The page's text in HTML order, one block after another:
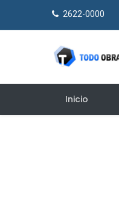
2622-0000​
Inicio